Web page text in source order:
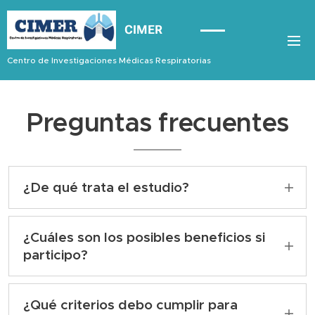
CIMER
Centro de Investigaciones Médicas Respiratorias
Preguntas frecuentes
¿De qué trata el estudio?
El estudio evalúa una vacuna contra el Virus
Respiratorio Sincicial (VRS) con el fin de
analizar su eficacia en adultos de 60 años en
¿Cuáles son los posibles beneficios si
participo?
Los primeros resultados de un estudio en
curso de esta vacuna de ARNm del VRS
¿Qué criterios debo cumplir para